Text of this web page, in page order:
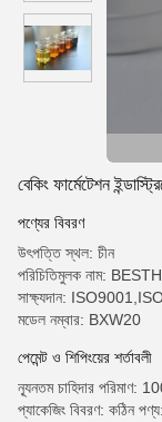
বেকিং ফার্মেটেশন
পণ্যের বিবরণ
উৎপত্তি স্থল: চীন
পরিচিতিমুলক নাম:
সাক্ষ্যদান:
মডেল নম্বার: BXW20
পেমেন্ট ও শিপিংয়ের শর্তাবলী
ন্যূনতম চাহিদার পরিমাণ:
প্যাকেজিং বিবরণ: কঠিন